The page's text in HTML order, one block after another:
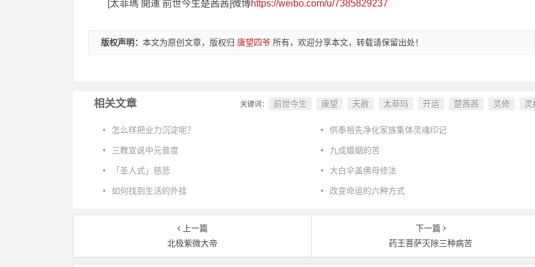
[太菲瑪 開運 前世今生楚茜茜]微博https://weibo.com/u/7385829237
版权声明： 本文为原创文章，版权归 唐望四爷 所有，欢迎分享本文，转载请保留出处！
相关文章 关键词： 前世今生 唐望 天赦 太菲玛 开运 楚茜茜 灵修 灵
• 怎么样把业力沉淀呢？ • 供奉祖先净化家族集体灵魂印记
• 三教宣说中元普度 • 九成婚姻的苦
• 「圣人式」慈悲 • 大白伞盖佛母修法
• 如何找到生活的外挂 • 改变命运的六种方式
上一篇
北极紫微大帝
下一篇
药王菩萨灭除三种病苦